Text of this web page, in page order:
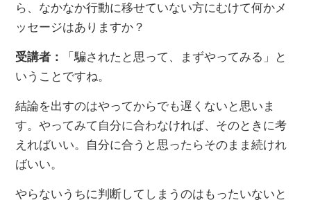
ら、なかなか行動に移せていない方にむけて何かメ
ッセージはありますか？
受講者：
「騙されたと思って、まずやってみる」と
いうことですね。
結論を出すのはやってからでも遅くないと思いま
す。やってみて自分に合わなければ、そのときに考
えればいい。自分に合うと思ったらそのまま続けれ
ばいい。
やらないうちに判断してしまうのはもったいないと